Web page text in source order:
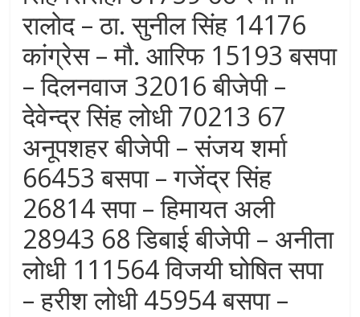
रालोद – ठा. सुनील सिंह 14176
कांग्रेस – मौ. आरिफ 15193 बसपा
– दिलनवाज 32016 बीजेपी –
देवेन्द्र सिंह लोधी 70213 67
अनूपशहर बीजेपी – संजय शर्मा
66453 बसपा – गजेंद्र सिंह
26814 सपा – हिमायत अली
28943 68 डिबाई बीजेपी – अनीता
लोधी 111564 विजयी घोषित सपा
– हरीश लोधी 45954 बसपा –